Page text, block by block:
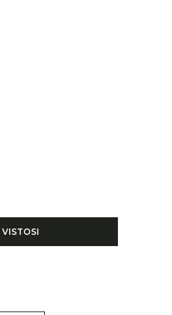
VISTOSI